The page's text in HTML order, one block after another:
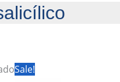
Sale!